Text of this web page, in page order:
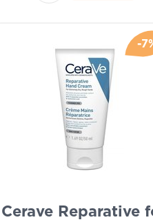
-
Cerave Reparative